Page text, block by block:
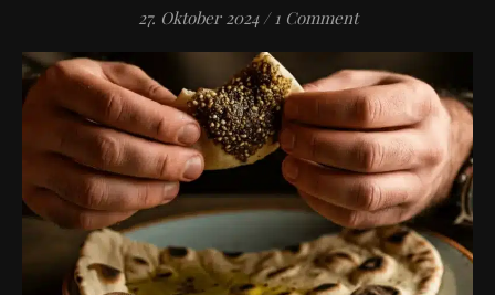
27. Oktober 2024 / 1 Comment